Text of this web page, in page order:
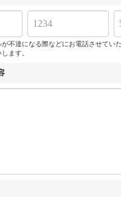
が不達になる際などにお電話させてい
ます。